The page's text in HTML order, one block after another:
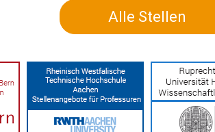
Alle Stellen